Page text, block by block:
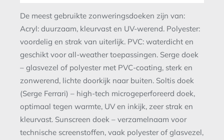
De meest gebruikte zonweringsdoeken zijn van:
Acryl: duurzaam, kleurvast en UV-werend. Polyester:
voordelig en strak van uiterlijk. PVC: waterdicht en
geschikt voor all-weather toepassingen. Serge doek
– glasvezel of polyester met PVC-coating, sterk en
zonwerend, lichte doorkijk naar buiten. Soltis doek
(Serge Ferrari) – high-tech microgeperforeerd doek,
optimaal tegen warmte, UV en inkijk, zeer strak en
kleurvast. Sunscreen doek – verzamelnaam voor
technische screenstoffen, vaak polyester of glasvezel,